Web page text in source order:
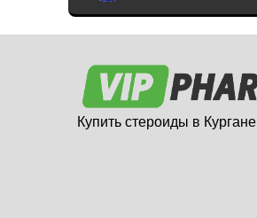
Купить стероиды в Кургане